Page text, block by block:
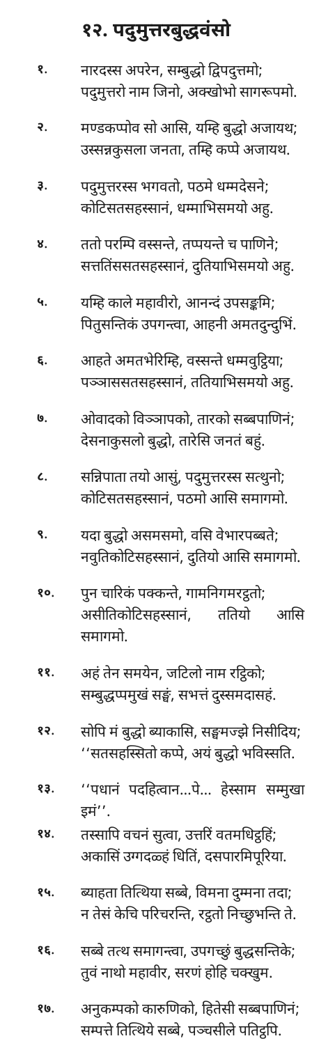
१२. पदुमुत्तरबुद्धवंसो
१. नारदस्सअपरेन, सम्बुद्धो द्विपदुत्तमो;
पदुमुत्तरो नाम जिनो, अक्खोभो सागरूपमो.
२.
मण्डकप्पोव सो आसि, यम्हि बुद्धो अजायथ;
उस्सन्नकुसला जनता, तम्हि कप्पे अजायथ.
३.
पदुमुत्तरस्स भगवतो, पठमे धम्मदेसने;
कोटिसतसहस्सानं, धम्माभिसमयो अहु.
४.
ततो परम्पि वस्सन्ते, तप्पयन्ते च पाणिने;
सत्ततिंससतसहस्सानं, दुतियाभिसमयो अहु.
५. यम्हिकाले महावीरो, आनन्दं उपसङ्कमि;
पितुसन्तिकं उपगन्त्वा, आहनी अमतदुन्दुभिं.
६.
आहते अमतभेरिम्हि, वस्सन्ते धम्मवुट्ठिया;
पञ्ञाससतसहस्सानं, ततियाभिसमयो अहु.
७. ओवादकोविञ्ञापको, तारको सब्बपाणिनं;
देसनाकुसलो बुद्धो, तारेसि जनतं बहुं.
८.
सन्निपाता तयो आसुं, पदुमुत्तरस्स सत्थुनो;
कोटिसतसहस्सानं, पठमो आसि समागमो.
९.
यदा बुद्धो असमसमो, वसि वेभारपब्बते;
नवुतिकोटिसहस्सानं, दुतियो आसि समागमो.
१०.
पुन चारिकं पक्कन्ते, गामनिगमरट्ठतो;
असीतिकोटिसहस्सानं, ततियो आसि
समागमो.
११.
अहं तेन समयेन, जटिलो नाम रट्ठिको;
सम्बुद्धप्पमुखं सङ्घं, सभत्तं दुस्समदासहं.
१२.
सोपि मं बुद्धो ब्याकासि, सङ्घमज्झे निसीदिय;
‘‘सतसहस्सितो कप्पे, अयं बुद्धो भविस्सति.
१३. ‘‘पधानंपदहित्वान…पे…हेस्साम सम्मुखा
इमं’’.
१४.
तस्सापि वचनं सुत्वा, उत्तरिं वतमधिट्ठहिं;
अकासिं उग्गदळ्हं धितिं, दसपारमिपूरिया.
१५.
ब्याहता तित्थिया सब्बे, विमना दुम्मना तदा;
न तेसं केचि परिचरन्ति, रट्ठतो निच्छुभन्ति ते.
१६. सब्बेतत्थ समागन्त्वा, उपगच्छुं बुद्धसन्तिके;
तुवं नाथो महावीर, सरणं होहि चक्खुम.
१७.
अनुकम्पको कारुणिको, हितेसी सब्बपाणिनं;
सम्पत्ते तित्थिये सब्बे, पञ्चसीले पतिट्ठपि.